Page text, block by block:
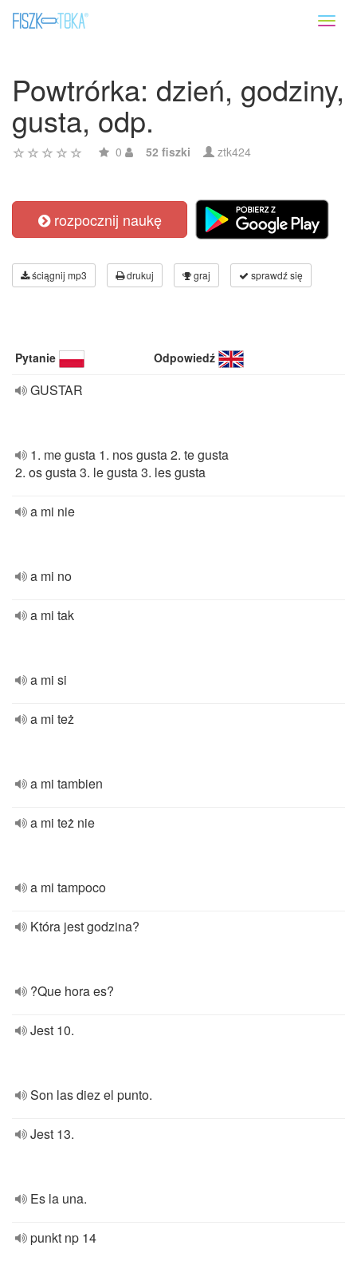
Powtrórka: dzień, godziny,
gusta, odp.
0 52 fiszki ztk424
rozpocznij naukę
ściągnij mp3 drukuj graj sprawdź się
Pytanie Odpowiedź
GUSTAR
1. me gusta 1. nos gusta 2. te gusta
2. os gusta 3. le gusta 3. les gusta
a mi nie
a mi no
a mi tak
a mi si
a mi też
a mi tambien
a mi też nie
a mi tampoco
Która jest godzina?
?Que hora es?
Jest 10.
Son las diez el punto.
Jest 13.
Es la una.
punkt np 14